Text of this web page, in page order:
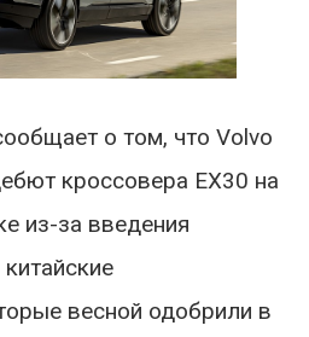
о том, что Volvo
кроссовера EX30 на
из-за введения
весной одобрили в